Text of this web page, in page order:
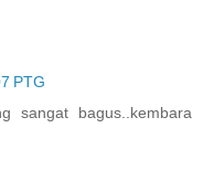
PTG
sangat bagus..kembara